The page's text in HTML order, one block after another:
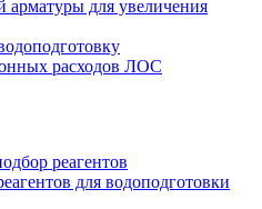
арматуры для увеличения
расходов ЛОС
реагентов
для водоподготовки